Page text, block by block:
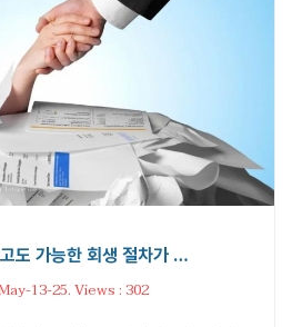
도 가능한 회생 절차가 …
13-25. Views : 302